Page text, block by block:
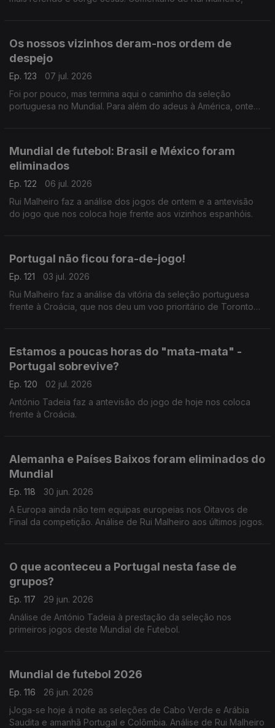
Os nossos vizinhos deram-nos ordem de
despejo
Ep. 123
07 jul. 2026
Foi por pouco, mas termina aqui o caminho da seleção
portuguesa no Mundial. Para além do adeus à América, ontem
Mundial de futebol: Brasil e México foram
eliminados
Ep. 122
06 jul. 2026
Rui Malheiro faz a análise dos jogos de ontem e a antevisão
do jogo que nos coloca hoje frente aos vizinhos espanhóis.
Portugal não ficou fora-de-jogo!
Ep. 121
03 jul. 2026
Rui Malheiro faz a análise da vitória da seleção portuguesa
frente à Croácia, que nos deu um voo prioritário de Toronto
Estamos a poucas horas do "mata-mata" -
Portugal sobrevive?
Ep. 120
02 jul. 2026
António Tadeia faz a antevisão do jogo de hoje nos coloca
frente à Croácia.
Alemanha e Países Baixos foram eliminados do
Mundial
Ep. 118
30 jun. 2026
A Europa ainda não tem equipas europeias nos Oitavos de
Final da competição. Análise de Rui Malheiro aos últimos jogos.
O que aconteceu a Portugal nesta fase de
grupos?
Ep. 117
29 jun. 2026
Análise de António Tadeia à prestação da seleção nos
primeiros jogos deste Mundial de Futebol.
Mundial de futebol 2026
Ep. 116
26 jun. 2026
jJoga-se hoje á noite as seleções de Cabo Verde e Arábia
Saudita e amanhã Portugal e Colômbia. Análise de Rui Malheiro